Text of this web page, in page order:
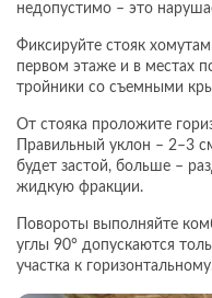
недопустимо – это
Фиксируйте стояк
первом этаже и в местах
тройники со съемными
От стояка проложите
Правильный уклон – 2–3
будет застой, больше –
жидкую фракции.
Повороты выполняйте
углы 90° допускаются
участка к